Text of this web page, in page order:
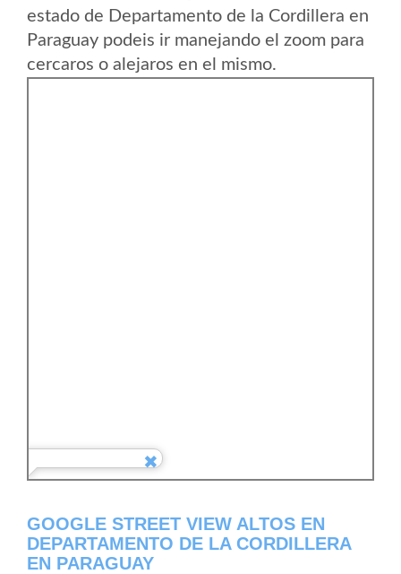
estado de Departamento de la Cordillera en
Paraguay podeis ir manejando el zoom para
cercaros o alejaros en el mismo.
GOOGLE STREET VIEW ALTOS EN
DEPARTAMENTO DE LA CORDILLERA
EN PARAGUAY